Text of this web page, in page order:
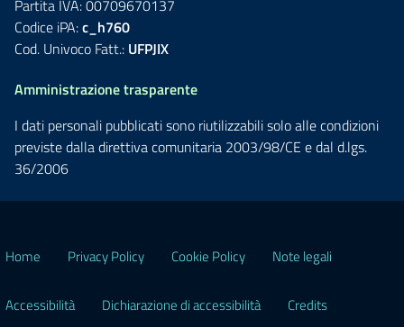
Partita IVA: 00709670137
Codice iPA:c_h760
Cod. Univoco Fatt.: UFPJIX
Amministrazione trasparente
I dati personali pubblicati sono riutilizzabili solo alle condizioni
previste dalla direttiva comunitaria 2003/98/CE e dal d.lgs.
36/2006
Home Privacy Policy Cookie Policy Note legali
Accessibilità Dichiarazione di accessibilità Credits